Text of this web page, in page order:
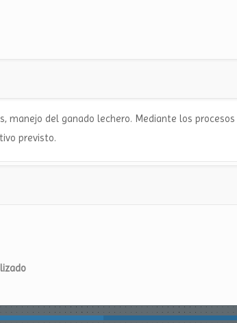
del ganado lechero. Mediante los
previsto.